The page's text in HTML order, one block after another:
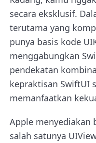
secara eksklusif.
terutama yang
punya basis kode
menggabungkan
pendekatan
kepraktisan SwiftUI
memanfaatkan
Apple menyediakan
salah satunya